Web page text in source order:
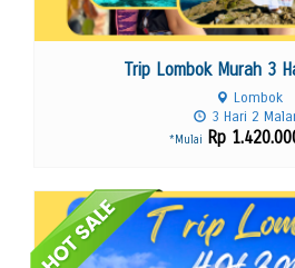
Trip Lombok Murah 3
Lombok
3 Hari 2
*Mulai Rp